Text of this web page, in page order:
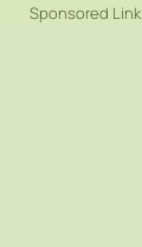
Sponsored Link